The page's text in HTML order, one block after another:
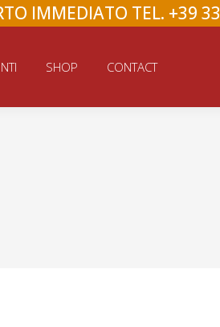
IMMEDIATO TEL. +39
SHOP CONTACT